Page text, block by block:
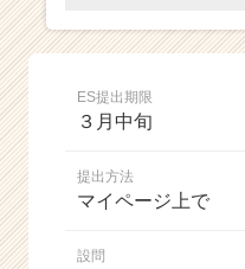
ー・
成
ス
ES提出期限
３月中旬
提出方法
マイページ上で
設問